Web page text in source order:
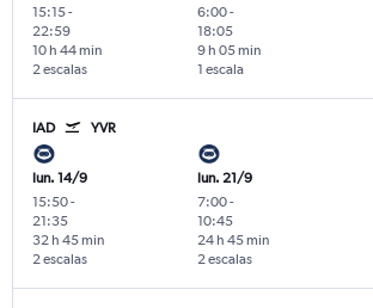
15:15-
22:59
2 escalas
10 h 44 min
6:00-
18:05
1 escala
9 h 05 min
IAD YVR
lun. 14/9
15:50-
21:35
2 escalas
32 h 45 min
lun. 21/9
7:00-
10:45
2 escalas
24 h 45 min